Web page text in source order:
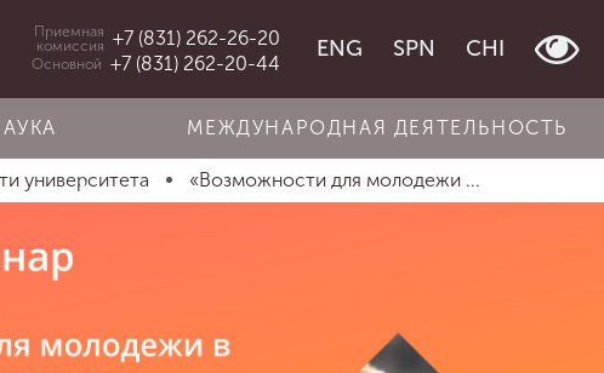
Приемная
комиссия +7 (831) 262-26-20
Основной +7 (831) 262-20-44
ENG SPN CHI
МЕЖДУНАРОДНАЯ ДЕЯТЕЛЬНОСТЬ
университета «Возможности для молодежи ...